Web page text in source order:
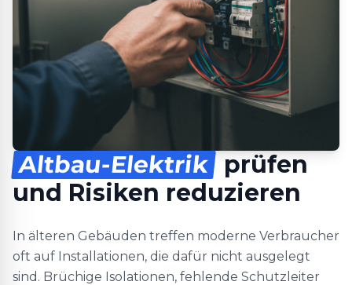
Altbau-Elektrik prüfen
und Risiken reduzieren
In älteren Gebäuden treffen moderne Verbraucher
oft auf Installationen, die dafür nicht ausgelegt
sind. Brüchige Isolationen, fehlende Schutzleiter